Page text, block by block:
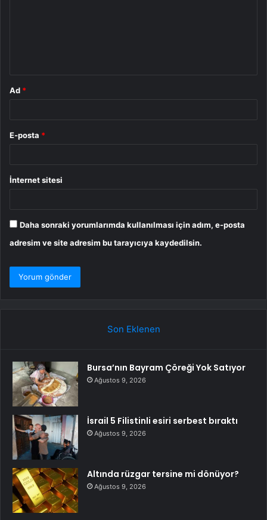
Ad *
E-posta *
İnternet sitesi
Daha sonraki yorumlarımda kullanılması için adım, e-posta
adresim ve site adresim bu tarayıcıya kaydedilsin.
Son Eklenen
Bursa’nın Bayram Çöreği Yok Satıyor
Ağustos 9, 2026
İsrail 5 Filistinli esiri serbest bıraktı
Ağustos 9, 2026
Altında rüzgar tersine mi dönüyor?
Ağustos 9, 2026